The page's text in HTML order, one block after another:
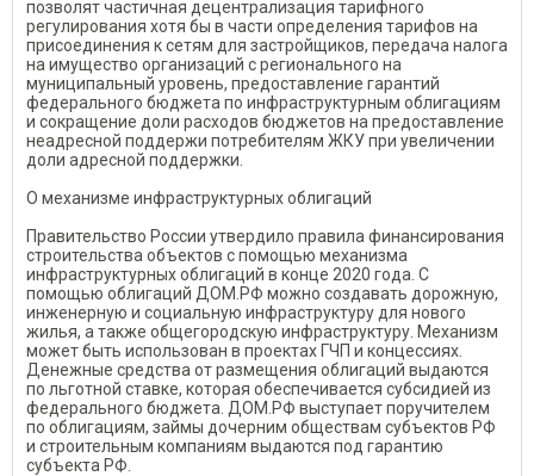
позволят частичная децентрализация тарифного
регулирования хотя бы в части определения тарифов на
присоединения к сетям для застройщиков, передача налога
на имущество организаций с регионального на
муниципальный уровень, предоставление гарантий
федерального бюджета по инфраструктурным облигациям
и сокращение доли расходов бюджетов на предоставление
неадресной поддержи потребителям ЖКУ при увеличении
доли адресной поддержки.
О механизме инфраструктурных облигаций
Правительство России утвердило правила финансирования
строительства объектов с помощью механизма
инфраструктурных облигаций в конце 2020 года. С
помощью облигаций ДОМ.РФ можно создавать дорожную,
инженерную и социальную инфраструктуру для нового
жилья, а также общегородскую инфраструктуру. Механизм
может быть использован в проектах ГЧП и концессиях.
Денежные средства от размещения облигаций выдаются
по льготной ставке, которая обеспечивается субсидией из
федерального бюджета. ДОМ.РФ выступает поручителем
по облигациям, займы дочерним обществам субъектов РФ
и строительным компаниям выдаются под гарантию
субъекта РФ.